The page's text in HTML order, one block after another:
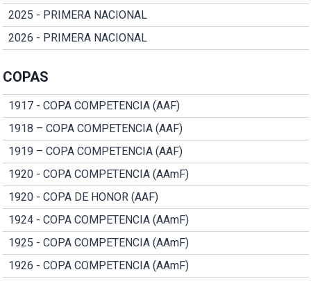
2025 - PRIMERA NACIONAL
2026 - PRIMERA NACIONAL
COPAS
1917 - COPA COMPETENCIA (AAF)
1918 – COPA COMPETENCIA (AAF)
1919 – COPA COMPETENCIA (AAF)
1920 - COPA COMPETENCIA (AAmF)
1920 - COPA DE HONOR (AAF)
1924 - COPA COMPETENCIA (AAmF)
1925 - COPA COMPETENCIA (AAmF)
1926 - COPA COMPETENCIA (AAmF)